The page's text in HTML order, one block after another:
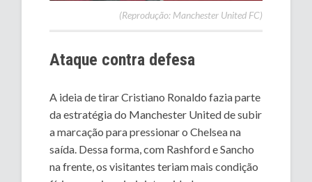
(Reprodução: Manchester United FC)
Ataque contra defesa
A ideia de tirar Cristiano Ronaldo fazia parte
da estratégia do Manchester United de subir
a marcação para pressionar o Chelsea na
saída. Dessa forma, com Rashford e Sancho
na frente, os visitantes teriam mais condição